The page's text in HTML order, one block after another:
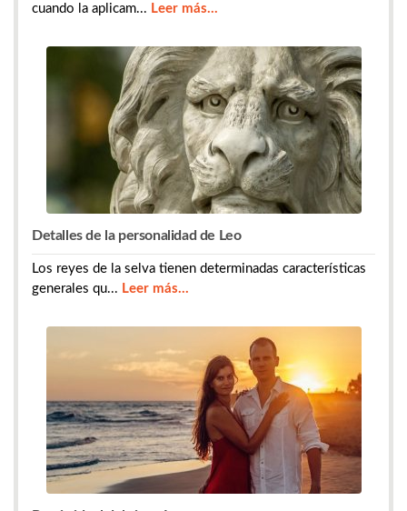
cuando la aplicam... Leer más...
Detalles de la personalidad de Leo
Los reyes de la selva tienen determinadas características
generales qu... Leer más...